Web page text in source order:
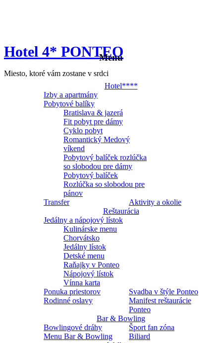
Hotel 4* PONTEO
Miesto, ktoré vám zostane v srdci
Menu
Hotel****
Izby a apartmány
Pobytové balíky
Bratislava & jazerá
Fit pobyt pre dámy
Cyklo pobyt
Romantický Medový
víkend
Pobytový balíček rozlúčka
so slobodou pre dámy
Pobytový balíček
Rozlúčka so slobodou pre
pánov
Transfer
Aktivity a okolie
Reštaurácia
Jedálny a nápojový lístok
Kulinárske menu
Chorvátsko
Jedálny lístok
Detské menu
Raňajky v Ponteo
Nápojový lístok
Vínna karta
Ponuka priestorov
Svadba v štýle Ponteo
Rodinné oslavy
Manifest reštaurácie
Ponteo
Bar & Bowling
Bowlingové dráhy
Šport fan zóna
Menu Bar & Bowling
Biliard